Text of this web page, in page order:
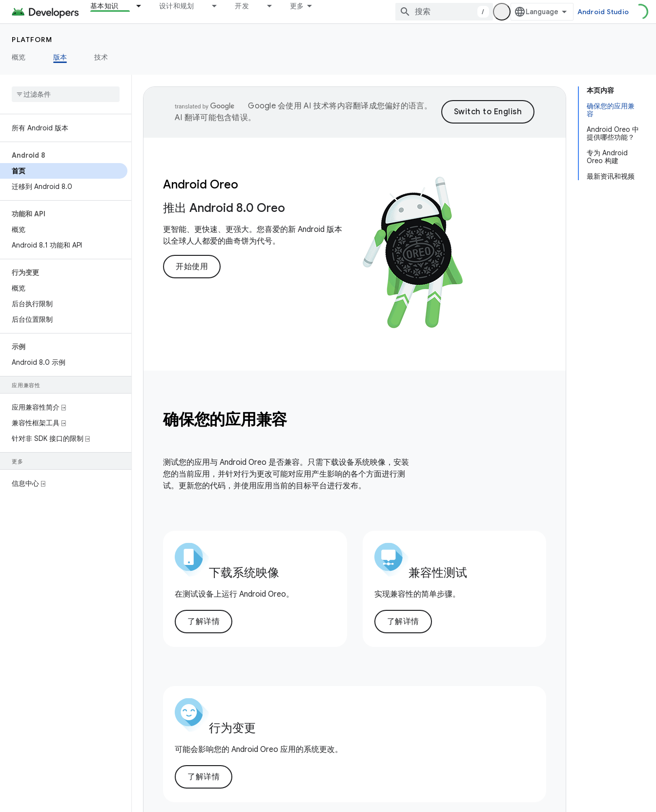
基本知识 设计和规划 开发 更多
/ Android Studio
PLATFORM
概览
版本 技术
所有 Android 版本
Android 8
首页
迁移到 Android 8.0
功能和 API
概览
Android 8.1 功能和 API
行为变更
概览
后台执行限制
后台位置限制
示例
Android 8.0 示例
应用兼容性
应用兼容性简介 ⍈
兼容性框架工具 ⍈
针对非 SDK 接口的限制 ⍈
更多
信息中心 ⍈
本页内容
确保您的应用兼
容
Android Oreo 中
提供哪些功能？
专为 Android
Oreo 构建
最新资讯和视频
Google 会使用 AI 技术将内容翻译成您偏好的语言。
AI 翻译可能包含错误。
Android Oreo
推出 Android 8.0 Oreo
更智能、更快速、更强大。您喜爱的新 Android 版本
以全球人人都爱的曲奇饼为代号。
开始使用
确保您的应用兼容
测试您的应用与 Android Oreo 是否兼容。只需下载设备系统映像，安装
您的当前应用，并针对行为更改可能对应用产生影响的各个方面进行测
试。更新您的代码，并使用应用当前的目标平台进行发布。
下载系统映像
在测试设备上运行 Android Oreo。
了解详情
兼容性测试
实现兼容性的简单步骤。
了解详情
行为变更
可能会影响您的 Android Oreo 应用的系统更改。
了解详情